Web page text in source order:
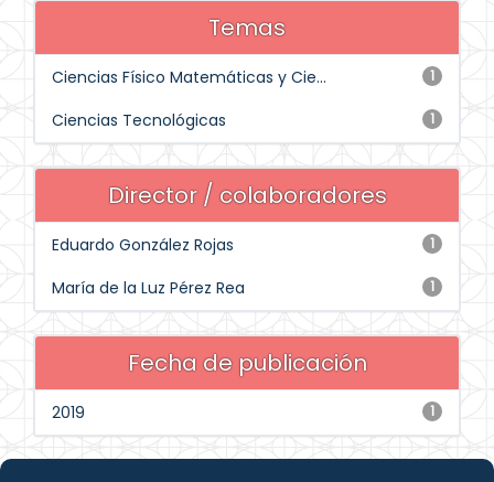
Temas
1
Ciencias Físico Matemáticas y Cie...
1
Ciencias Tecnológicas
Director / colaboradores
1
Eduardo González Rojas
1
María de la Luz Pérez Rea
Fecha de publicación
1
2019